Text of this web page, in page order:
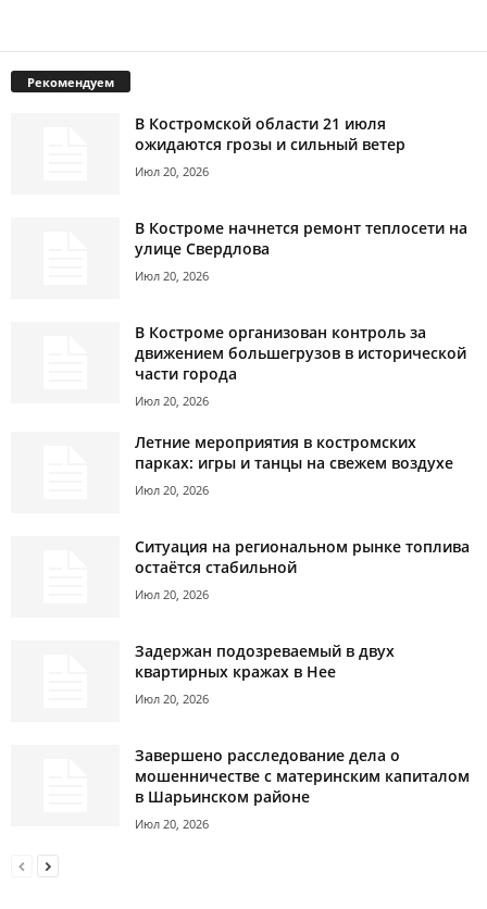
Рекомендуем
В Костромской области 21 июля
ожидаются грозы и сильный ветер
Июл 20, 2026
В Костроме начнется ремонт теплосети на
улице Свердлова
Июл 20, 2026
В Костроме организован контроль за
движением большегрузов в исторической
части города
Июл 20, 2026
Летние мероприятия в костромских
парках: игры и танцы на свежем воздухе
Июл 20, 2026
Ситуация на региональном рынке топлива
остаётся стабильной
Июл 20, 2026
Задержан подозреваемый в двух
квартирных кражах в Нее
Июл 20, 2026
Завершено расследование дела о
мошенничестве с материнским капиталом
в Шарьинском районе
Июл 20, 2026